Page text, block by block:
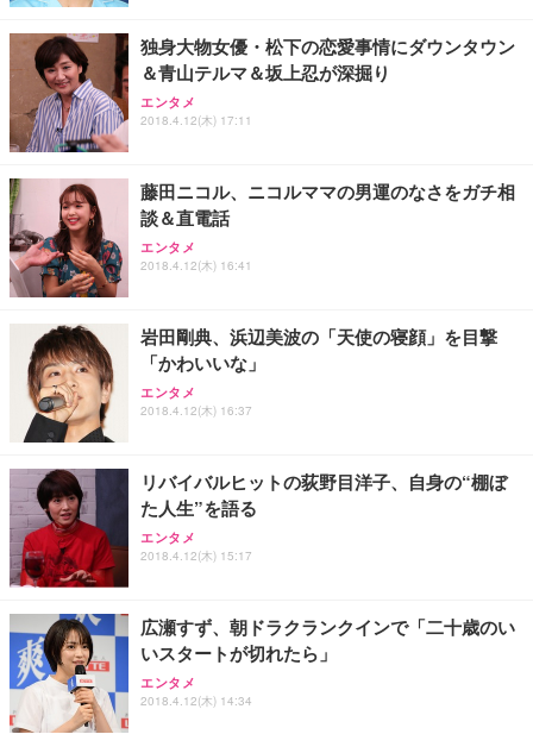
独身大物女優・松下の恋愛事情にダウンタウン
＆青山テルマ＆坂上忍が深掘り
エンタメ
2018.4.12(木) 17:11
藤田ニコル、ニコルママの男運のなさをガチ相
談＆直電話
エンタメ
2018.4.12(木) 16:41
岩田剛典、浜辺美波の「天使の寝顔」を目撃
「かわいいな」
エンタメ
2018.4.12(木) 16:37
リバイバルヒットの荻野目洋子、自身の“棚ぼ
た人生”を語る
エンタメ
2018.4.12(木) 15:17
広瀬すず、朝ドラクランクインで「二十歳のい
いスタートが切れたら」
エンタメ
2018.4.12(木) 14:34